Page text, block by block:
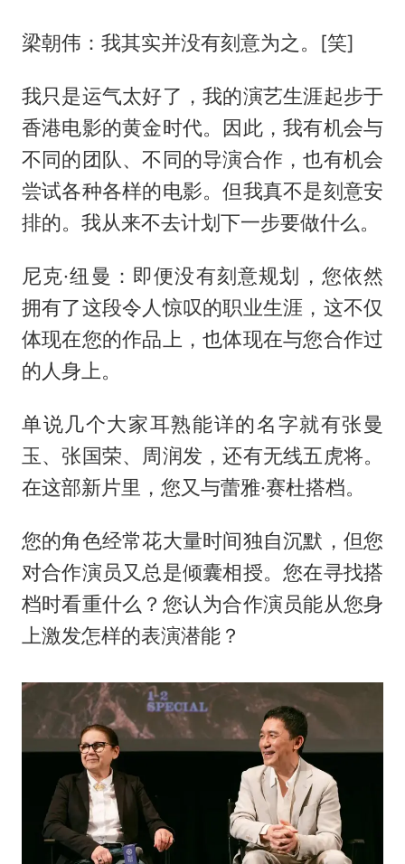
梁朝伟：我其实并没有刻意为之。[笑]
我只是运气太好了，我的演艺生涯起步于
香港电影的黄金时代。因此，我有机会与
不同的团队、不同的导演合作，也有机会
尝试各种各样的电影。但我真不是刻意安
排的。我从来不去计划下一步要做什么。
尼克·纽曼：即便没有刻意规划，您依然
拥有了这段令人惊叹的职业生涯，这不仅
体现在您的作品上，也体现在与您合作过
的人身上。
单说几个大家耳熟能详的名字就有张曼
玉、张国荣、周润发，还有无线五虎将。
在这部新片里，您又与蕾雅·赛杜搭档。
您的角色经常花大量时间独自沉默，但您
对合作演员又总是倾囊相授。您在寻找搭
档时看重什么？您认为合作演员能从您身
上激发怎样的表演潜能？